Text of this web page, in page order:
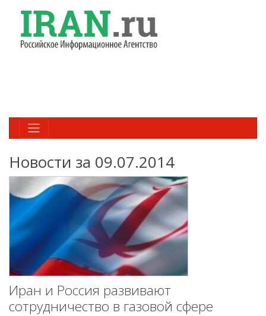
Новости за 09.07.2014
Иран и Россия развивают
сотрудничество в газовой сфере